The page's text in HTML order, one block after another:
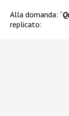
Alla domanda: “
replicato: